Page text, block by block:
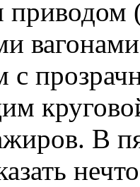
приводом
с
В